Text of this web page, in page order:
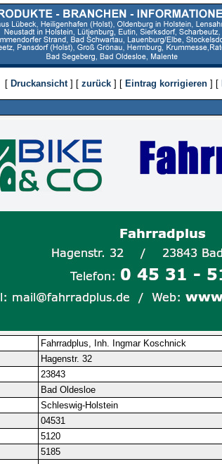
[ Druckansicht] [ zurück ] [ Eintrag korrigieren ] [
Fahrradplus, Inh. Ingmar Koschnick
Hagenstr. 32
23843
Bad Oldesloe
Schleswig-Holstein
04531
5120
5185